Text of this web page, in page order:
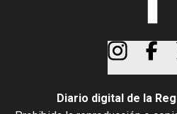
Diario digital de la